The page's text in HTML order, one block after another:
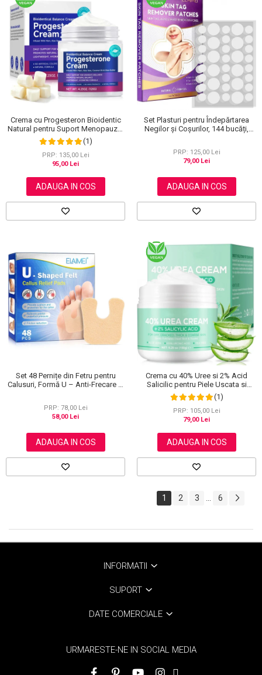
Crema cu Progesteron Bioidentic
Natural pentru Suport Menopauza,
Menstruatie si Echilibru Hormonal,
120 g
(1)
PRP: 135,00 Lei
95,00 Lei
ADAUGA IN COS
Set Plasturi pentru Îndepărtarea
Negilor și Coșurilor, 144 bucăți,
PRP: 125,00 Lei
79,00 Lei
ADAUGA IN COS
Set 48 Pernițe din Fetru pentru
Calusuri, Formă U – Anti-Frecare și
PRP: 78,00 Lei
58,00 Lei
ADAUGA IN COS
Crema cu 40% Uree si 2% Acid
Salicilic pentru Piele Uscata si
Crapata – Ingrijire Picioare si Maini,
150 g
(1)
PRP: 105,00 Lei
79,00 Lei
ADAUGA IN COS
1 2 3 6
INFORMATII
SUPORT
DATE COMERCIALE
URMARESTE-NE IN SOCIAL MEDIA